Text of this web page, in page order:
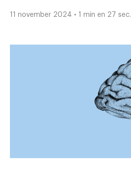
11 november 2024 • 1 min en 27 sec.